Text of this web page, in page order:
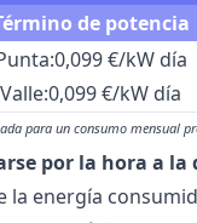
de potencia
0,099 €/kW día
Valle:0,099 €/kW día
para un consumo mensual
por la hora a la
la energía